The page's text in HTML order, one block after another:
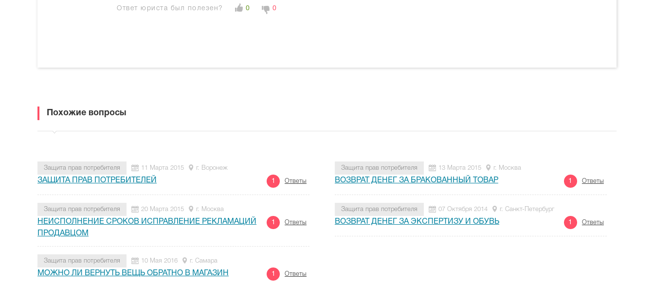
Ответ юриста был полезен? 0 0
Похожие вопросы
Защита прав потребителя 11 Марта 2015 г. Воронеж
ЗАЩИТА ПРАВ ПОТРЕБИТЕЛЕЙ 1 Ответы
Защита прав потребителя 13 Марта 2015 г. Москва
ВОЗВРАТ ДЕНЕГ ЗА БРАКОВАННЫЙ ТОВАР 1 Ответы
Защита прав потребителя 20 Марта 2015 г. Москва
НЕИСПОЛНЕНИЕ СРОКОВ ИСПРАВЛЕНИЕ РЕКЛАМАЦИЙ
ПРОДАВЦОМ
1 Ответы
Защита прав потребителя 07 Октября 2014 г. Санкт-Петербург
ВОЗВРАТ ДЕНЕГ ЗА ЭКСПЕРТИЗУ И ОБУВЬ 1 Ответы
Защита прав потребителя 10 Мая 2016 г. Самара
МОЖНО ЛИ ВЕРНУТЬ ВЕЩЬ ОБРАТНО В МАГАЗИН 1 Ответы